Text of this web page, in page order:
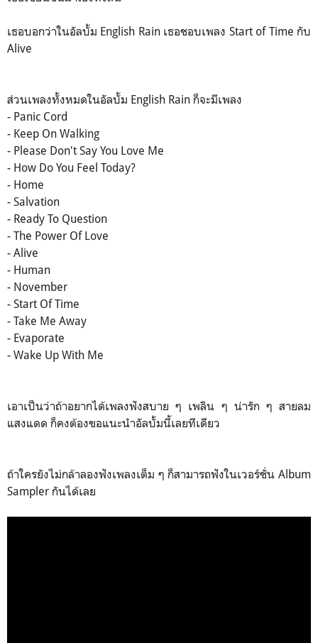
เธอบอกว่าในอัลบั้ม English Rain เธอชอบเพลง Start of Time กับ
Alive
ส่วนเพลงทั้งหมดในอัลบั้ม English Rain ก็จะมีเพลง
- Panic Cord
- Keep On Walking
- Please Don't Say You Love Me
- How Do You Feel Today?
- Home
- Salvation
- Ready To Question
- The Power Of Love
- Alive
- Human
- November
- Start Of Time
- Take Me Away
- Evaporate
- Wake Up With Me
เอาเป็นว่าถ้าอยากได้เพลงฟังสบาย ๆ เพลิน ๆ น่ารัก ๆ สายลม
แสงแดด ก็คงต้องขอแนะนำอัลบั้มนี้เลยทีเดียว
ถ้าใครยังไม่กล้าลองฟังเพลงเต็ม ๆ ก็สามารถฟังในเวอร์ชั่น Album
Sampler กันได้เลย